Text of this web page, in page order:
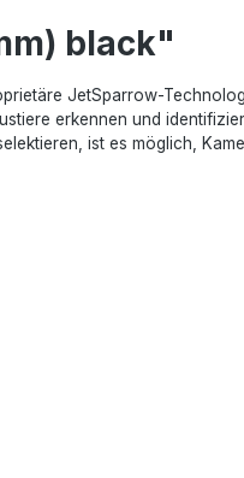
black"
JetSparrow-
erkennen und
ist es möglich,